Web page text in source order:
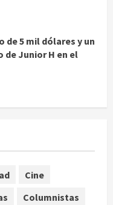
de 5 mil dólares y un
de Junior H en el
Cine
Columnistas